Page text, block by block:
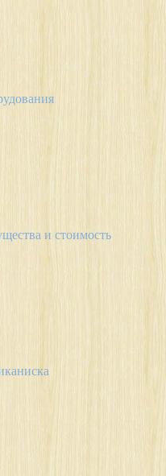
и стоимость